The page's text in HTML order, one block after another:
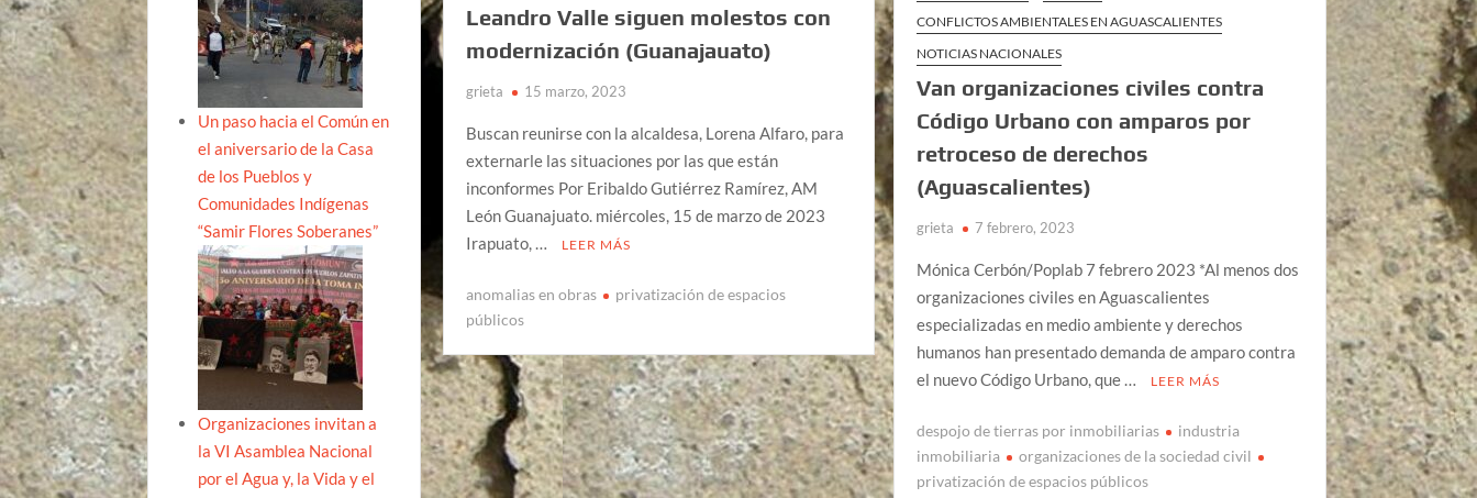
Leandro Valle siguen molestos con
modernización (Guanajauato)
grieta 15 marzo, 2023
Buscan reunirse con la alcaldesa, Lorena Alfaro, para
externarle las situaciones por las que están
inconformes Por Eribaldo Gutiérrez Ramírez, AM
León Guanajuato. miércoles, 15 de marzo de 2023
Irapuato, …
LEER MÁS
anomalias en obras
privatización de espacios
públicos
CONFLICTOS AMBIENTALES EN AGUASCALIENTES
NOTICIAS NACIONALES
Van organizaciones civiles contra
Código Urbano con amparos por
retroceso de derechos
(Aguascalientes)
grieta 7 febrero, 2023
Mónica Cerbón/Poplab 7 febrero 2023 *Al menos dos
organizaciones civiles en Aguascalientes
especializadas en medio ambiente y derechos
humanos han presentado demanda de amparo contra
el nuevo Código Urbano, que …
LEER MÁS
despojo de tierras por inmobiliarias
industria
inmobiliaria
organizaciones de la sociedad civil
privatización de espacios públicos
Un paso hacia el Común en
el aniversario de la Casa
de los Pueblos y
Comunidades Indígenas
“Samir Flores Soberanes”
Organizaciones invitan a
la VI Asamblea Nacional
por el Agua y, la Vida y el